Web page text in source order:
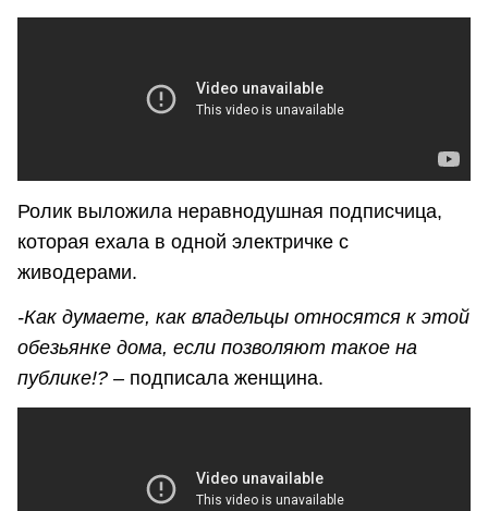
Ролик выложила неравнодушная подписчица,
которая ехала в одной электричке с
живодерами.
-Как думаете, как владельцы относятся к этой
обезьянке дома, если позволяют такое на
публике!? – подписала женщина.